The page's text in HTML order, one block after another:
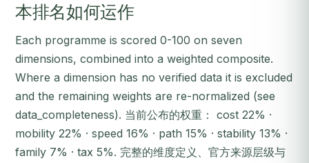
本排名如何运作
Each programme is scored 0-100 on seven
dimensions, combined into a weighted composite.
Where a dimension has no verified data it is excluded
and the remaining weights are re-normalized (see
data_completeness). 当前公布的权重： cost 22% ·
mobility 22% · speed 16% · path 15% · stability 13% ·
family 7% · tax 5%. 完整的维度定义、官方来源层级与